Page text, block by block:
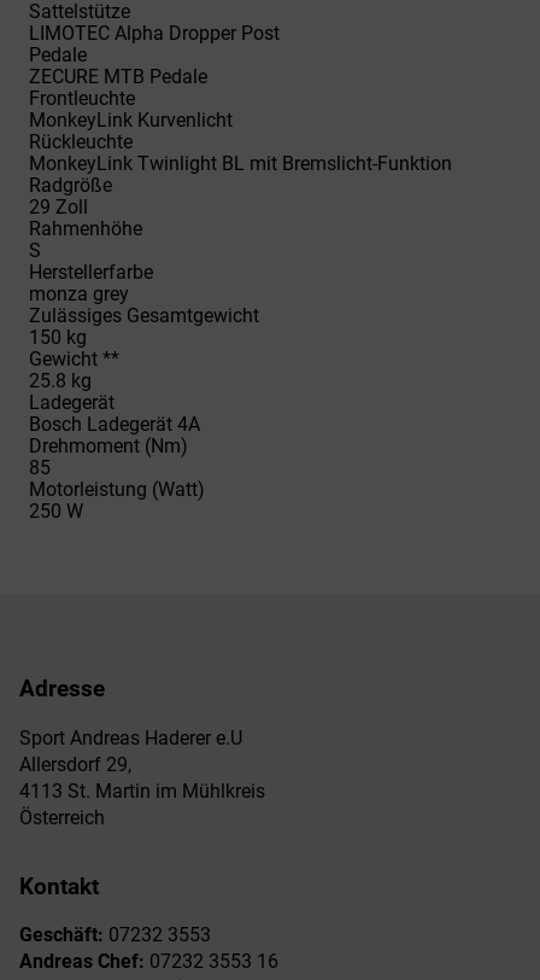
Sattelstütze
LIMOTEC Alpha Dropper Post
Pedale
ZECURE MTB Pedale
Frontleuchte
MonkeyLink Kurvenlicht
Rückleuchte
MonkeyLink Twinlight BL mit Bremslicht-Funktion
Radgröße
29 Zoll
Rahmenhöhe
S
Herstellerfarbe
monza grey
Zulässiges Gesamtgewicht
150 kg
Gewicht **
25.8 kg
Ladegerät
Bosch Ladegerät 4A
Drehmoment (Nm)
85
Motorleistung (Watt)
250 W
Adresse
Sport Andreas Haderer e.U
Allersdorf 29,
4113 St. Martin im Mühlkreis
Österreich
Kontakt
Geschäft: 07232 3553
Andreas Chef: 07232 3553 16